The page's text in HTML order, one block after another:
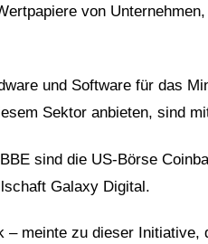
von
und Software für das
Sektor anbieten, sind
sind die US-Börse
Galaxy Digital.
meinte zu dieser Initiative,